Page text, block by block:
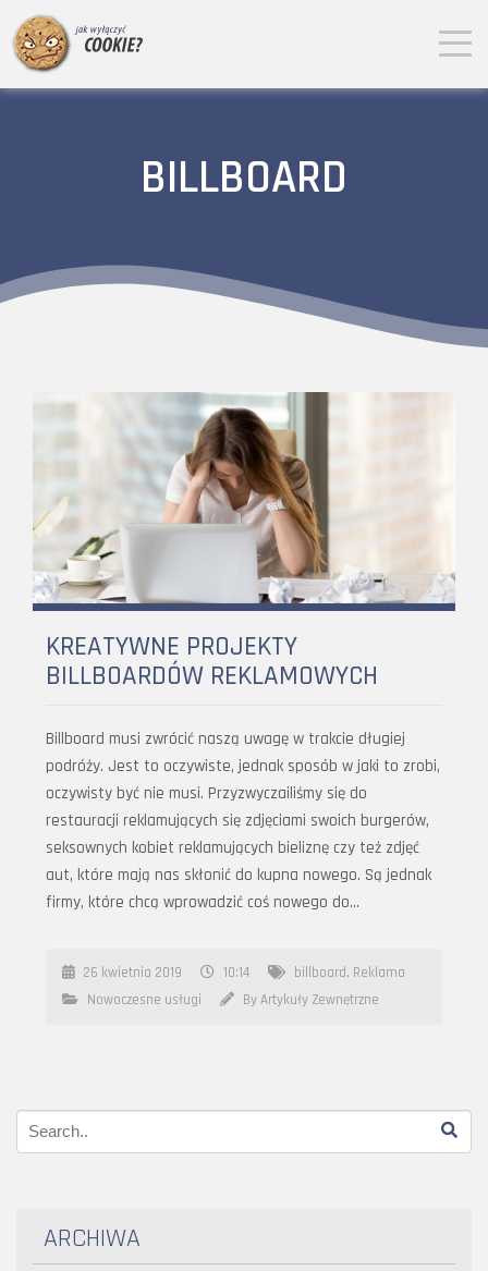
BILLBOARD
KREATYWNE PROJEKTY
BILLBOARDÓW REKLAMOWYCH
Billboard musi zwrócić naszą uwagę w trakcie długiej
podróży. Jest to oczywiste, jednak sposób w jaki to zrobi,
oczywisty być nie musi. Przyzwyczailiśmy się do
restauracji reklamujących się zdjęciami swoich burgerów,
seksownych kobiet reklamujących bieliznę czy też zdjęć
aut, które mają nas skłonić do kupna nowego. Są jednak
firmy, które chcą wprowadzić coś nowego do…
26 kwietnia 2019 10:14 billboard, Reklama
Nowoczesne usługi
By Artykuły Zewnętrzne
ARCHIWA